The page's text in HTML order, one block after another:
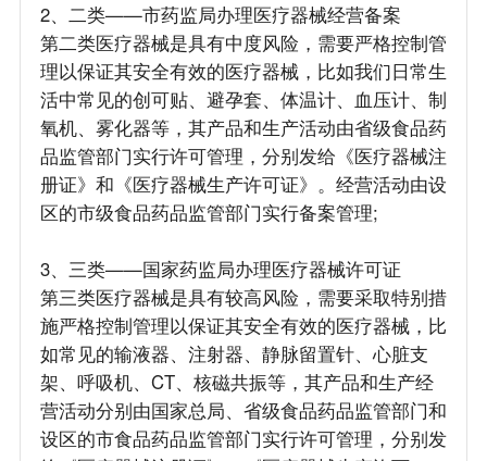
2、二类——市药监局办理医疗器械经营备案
第二类医疗器械是具有中度风险，需要严格控制管
理以保证其安全有效的医疗器械，比如我们日常生
活中常见的创可贴、避孕套、体温计、血压计、制
氧机、雾化器等，其产品和生产活动由省级食品药
品监管部门实行许可管理，分别发给《医疗器械注
册证》和《医疗器械生产许可证》。经营活动由设
区的市级食品药品监管部门实行备案管理;
3、三类——国家药监局办理医疗器械许可证
第三类医疗器械是具有较高风险，需要采取特别措
施严格控制管理以保证其安全有效的医疗器械，比
如常见的输液器、注射器、静脉留置针、心脏支
架、呼吸机、CT、核磁共振等，其产品和生产经
营活动分别由国家总局、省级食品药品监管部门和
设区的市食品药品监管部门实行许可管理，分别发